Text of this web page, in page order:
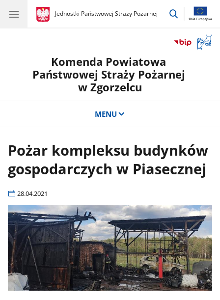
gov.pl
Jednostki Państwowej Straży Pożarnej
gov.pl
Jednostki
przejdź
okno
Komenda Powiatowa
Państwowej Straży Pożarnej
w Zgorzelcu
MENU
Pożar kompleksu budynków
gospodarczych w Piasecznej
28.04.2021